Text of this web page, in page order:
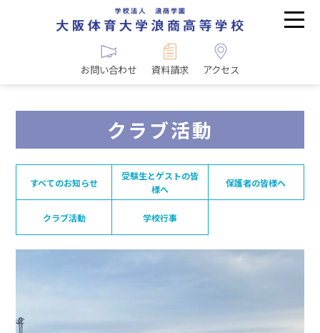
お問い合わせ 資料請求 アクセス
クラブ活動
すべてのお知らせ
受験生とゲストの皆
様へ
保護者の皆様へ
クラブ活動 学校行事